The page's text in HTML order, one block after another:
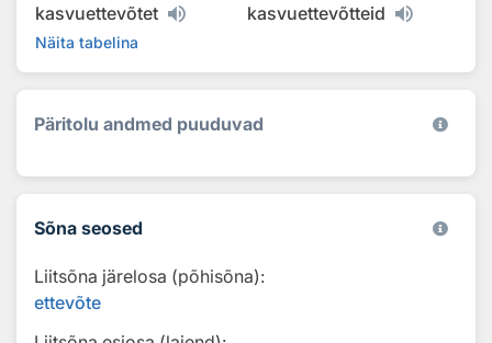
kasvuettevõtet
kasvuettevõtteid
Näita tabelina
Päritolu andmed puuduvad
Sõna seosed
Liitsõna järelosa (põhisõna):
ettevõte